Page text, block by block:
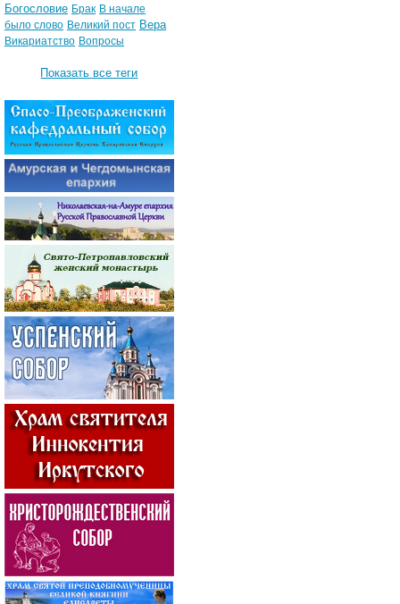
Богословие Брак В начале
было слово Великий пост Вера
Викариатство Вопросы
Показать все теги